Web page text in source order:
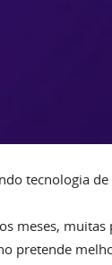
tecnologia
meses,
pretende